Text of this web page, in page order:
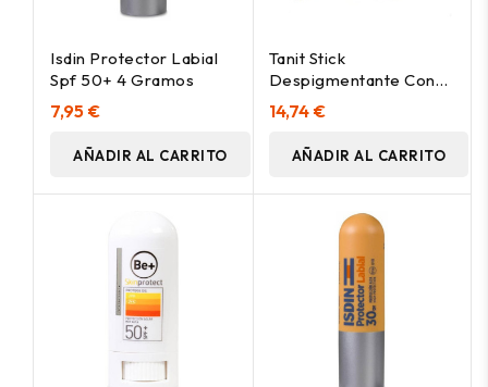
Isdin Protector Labial
Spf 50+ 4 Gramos
7,95 €
AÑADIR AL CARRITO
Tanit Stick
Despigmentante Con
Color Spf50+ 4G
14,74 €
AÑADIR AL CARRITO